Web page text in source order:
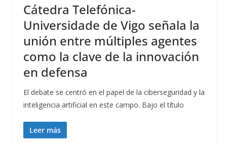
Cátedra Telefónica-
Universidade de Vigo señala la
unión entre múltiples agentes
como la clave de la innovación
en defensa
El debate se centró en el papel de la ciberseguridad y la
inteligencia artificial en este campo. Bajo el título
Leer más